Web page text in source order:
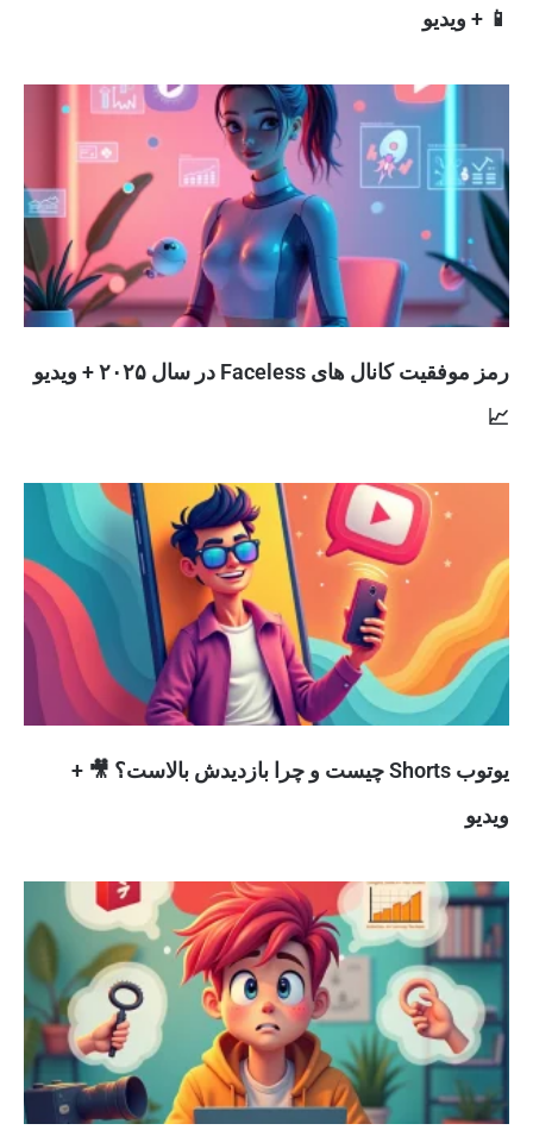
📱 + ویدیو
رمز موفقیت کانال های Faceless در سال ۲۰۲۵ + ویدیو
📈
یوتوب Shorts چیست و چرا بازدیدش بالاست؟ 🎥 +
ویدیو